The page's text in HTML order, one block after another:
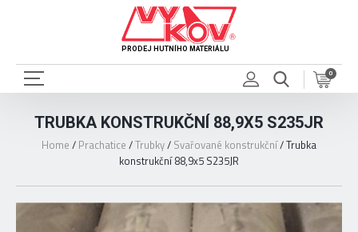
PRODEJ HUTNÍHO MATERIÁLU
0
TRUBKA KONSTRUKČNÍ 88,9X5 S235JR
Home / Prachatice /Trubky/ Svařované konstrukční/Trubka
konstrukční 88,9x5 S235JR